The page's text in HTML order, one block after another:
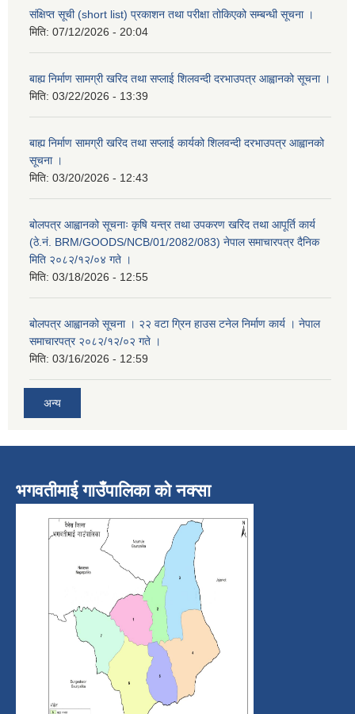
संक्षिप्त सूची (short list) प्रकाशन तथा परीक्षा तोकिएको सम्बन्धी सूचना ।
मिति: 07/12/2026 - 20:04
बाह्य निर्माण सामग्री खरिद तथा सप्लाई शिलवन्दी दरभाउपत्र आह्वानको सूचना ।
मिति: 03/22/2026 - 13:39
बाह्य निर्माण सामग्री खरिद तथा सप्लाई कार्यको शिलवन्दी दरभाउपत्र आह्वानको
सूचना ।
मिति: 03/20/2026 - 12:43
बोलपत्र आह्वानको सूचनाः कृषि यन्त्र तथा उपकरण खरिद तथा आपूर्ति कार्य
(ठे.नं. BRM/GOODS/NCB/01/2082/083) नेपाल समाचारपत्र दैनिक
मिति २०८२/१२/०४ गते ।
मिति: 03/18/2026 - 12:55
बोलपत्र आह्वानको सूचना । २२ वटा ग्रिन हाउस टनेल निर्माण कार्य । नेपाल
समाचारपत्र २०८२/१२/०२ गते ।
मिति: 03/16/2026 - 12:59
अन्य
भगवतीमाई गाउँपालिका को नक्सा